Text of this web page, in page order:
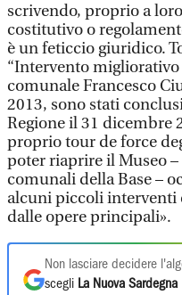
scrivendo, proprio a
costitutivo o
è un feticcio giuridico.
“Intervento
comunale Francesco
2013, sono stati
Regione il 31 dicembre
proprio tour de force
poter riaprire il Museo
comunali della Base –
alcuni piccoli interventi
dalle opere principali».
Non lasciare decidere
scegli La Nuova Sardegna